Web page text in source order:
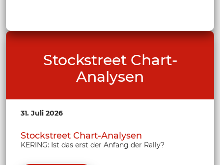
---
Stockstreet Chart-
Analysen
31. Juli 2026
Stockstreet Chart-Analysen
KERING: Ist das erst der Anfang der Rally?